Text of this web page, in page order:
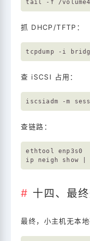
抓 DHCP/TFTP：
tcpdump -i
查 iSCSI 占用：
查链路：
ethtool enp3s0
ip neigh show
十四、最
最终，小主机无本